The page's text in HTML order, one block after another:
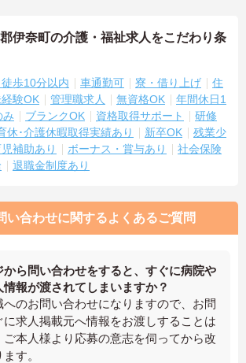
伊奈町の介護・福祉求人をこだわり条
歩10分以内 車通勤可 寮・借り上げ
住
験OK 管理職求人 無資格OK
年間休日1
み ブランクOK 資格取得サポート
研修
休･介護休暇取得実績あり 新卒OK
残業少
補助あり ボーナス・賞与あり
社会保険
退職金制度あり
い合わせに関するよくあるご質問
から問い合わせをすると、すぐに病院や
報が渡されてしまいますか？
へのお問い合わせになりますので、お問
に求人掲載元へ情報をお渡しすることは
ご本人様より応募の意志を伺ってから改
す。